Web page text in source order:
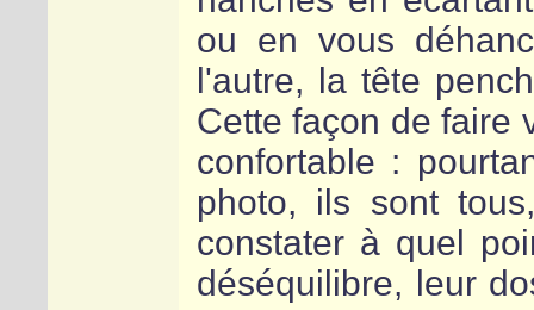
ou en vous
l'autre, la tête
Cette façon de faire
confortable :
photo, ils sont
constater à quel
déséquilibre, leur